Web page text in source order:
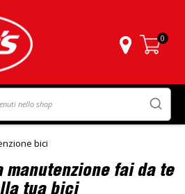
Carrello
0
bici
manutenzione fai da te
tua bici